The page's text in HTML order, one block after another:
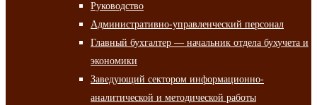
Руководство
Административно-управленческий персонал
Главный бухгалтер — начальник отдела бухучета и
экономики
Заведующий сектором информационно-
аналитической и методической работы